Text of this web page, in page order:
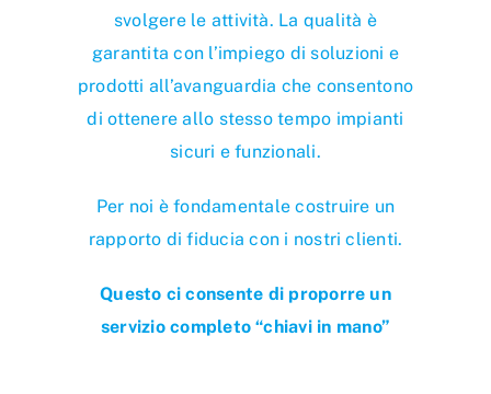
svolgere le attività. La qualità è
garantita con l’impiego di soluzioni e
prodotti all’avanguardia che consentono
di ottenere allo stesso tempo impianti
sicuri e funzionali.
Per noi è fondamentale costruire un
rapporto di fiducia con i nostri clienti.
Questo ci consente di proporre un
servizio completo “chiavi in mano”